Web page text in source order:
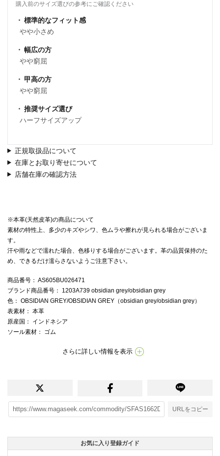
購入前のサイズ選びの参考にご確認ください
標準的なフィット感
やや小さめ
幅広の方
やや窮屈
甲高の方
やや窮屈
推奨サイズ選び
ハーフサイズアップ
正規取扱品について
在庫とお取り寄せについて
店舗在庫の確認方法
※本革(天然皮革)の商品について
素材の特性上、多少のキズやシワ、色ムラや擦れが見られる場合がございま
す。
汗や雨などで濡れた場合、色移りする場合がございます。革の品質保持のた
め、できるだけ濡らさないようご注意下さい。
商品番号 ： AS605BU026471
ブランド商品番号 ： 1203A739 obsidian grey/obsidian grey
色 ： OBSIDIAN GREY/OBSIDIAN GREY（obsidian grey/obsidian grey）
表素材 ： 本革
原産国 ： インドネシア
ソール素材 ： ゴム
さらに詳しい情報を表示
URLをコピー
お気に入り登録ガイド